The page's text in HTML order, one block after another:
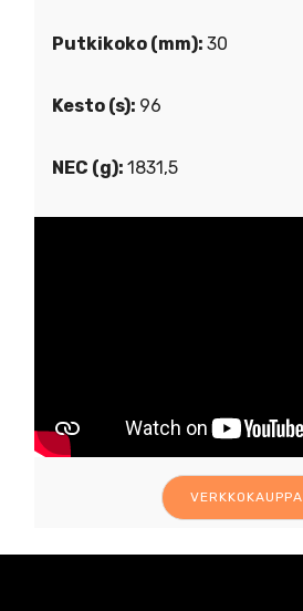
Putkikoko (mm):30
Kesto (s): 96
NEC (g):1831,5
VERKKOKAUPPA